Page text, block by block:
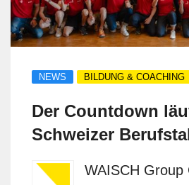
NEWS BILDUNG & COACHING
Der Countdown
Schweizer
WAISCH Group